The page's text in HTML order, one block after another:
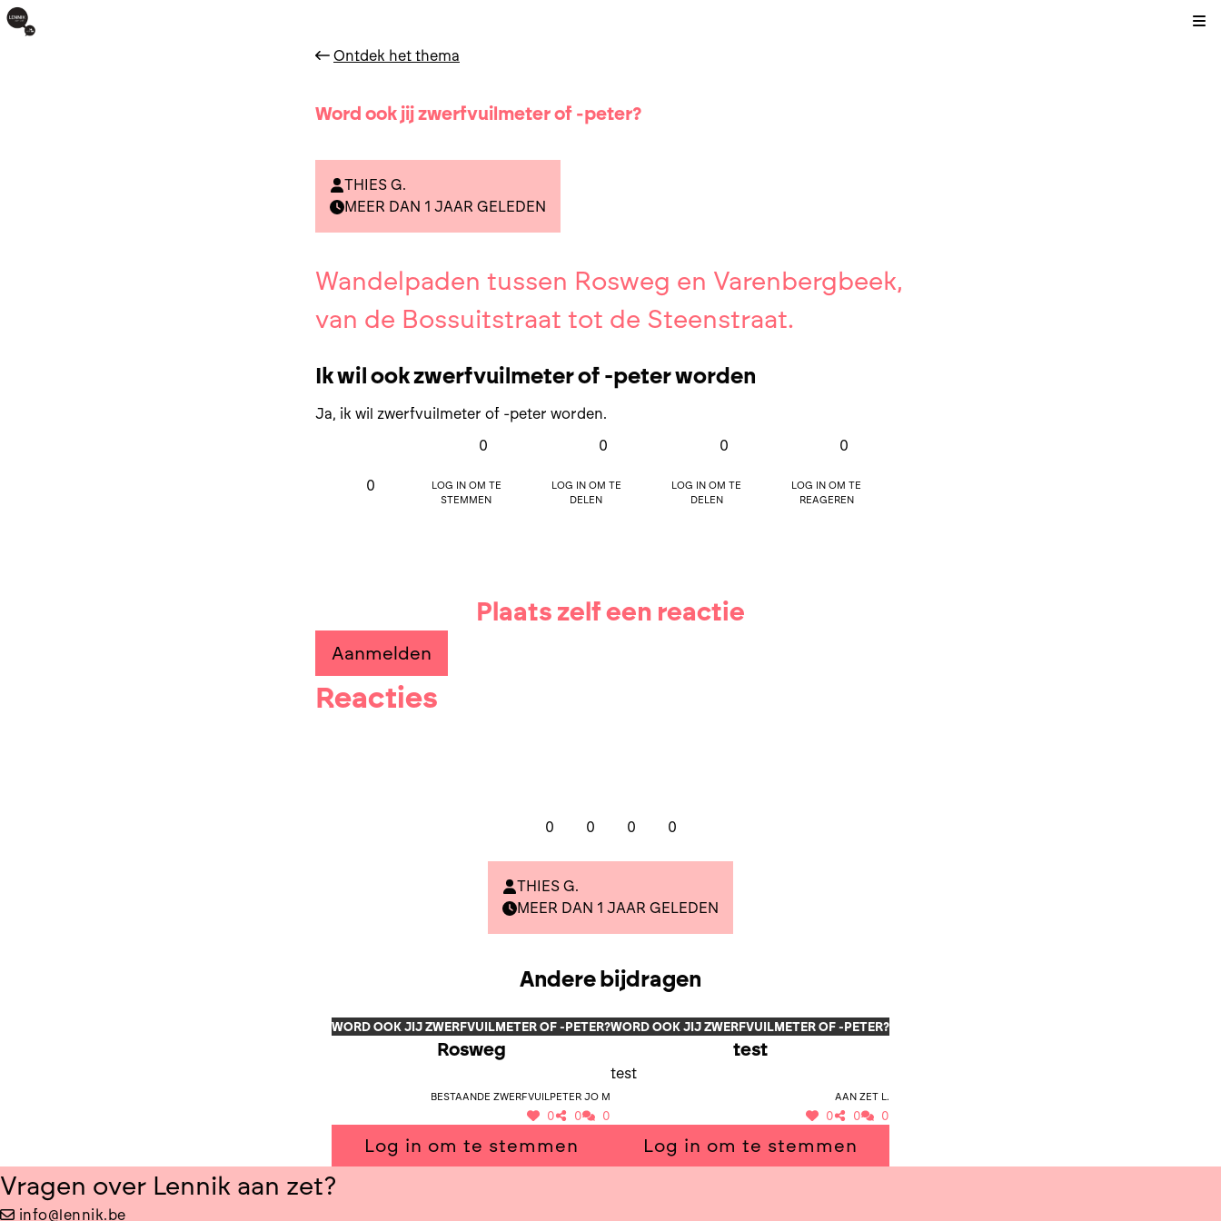
Ontdek het thema
Word ook jij zwerfvuilmeter of -peter?
THIES G.
MEER DAN 1 JAAR GELEDEN
Wandelpaden tussen Rosweg en Varenbergbeek,
van de Bossuitstraat tot de Steenstraat.
Ik wil ook zwerfvuilmeter of -peter worden
Ja, ik wil zwerfvuilmeter of -peter worden.
0
0
Log in om te
stemmen
0
Log in om te
delen
0
Log in om te
delen
0
Log in om te
reageren
Plaats zelf een reactie
Aanmelden
Reacties
0 0 0 0
THIES G.
MEER DAN 1 JAAR GELEDEN
Andere bijdragen
WORD OOK JIJ ZWERFVUILMETER OF -PETER?
Rosweg
Bestaande zwerfvuilpeter Jo M
0 0 0
Log in om te stemmen
WORD OOK JIJ ZWERFVUILMETER OF -PETER?
test
test
Aan zet L.
0 0 0
Log in om te stemmen
Vragen over Lennik aan zet?
info@lennik.be